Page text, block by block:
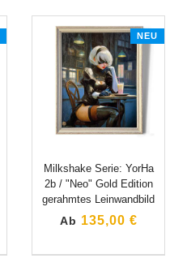
NEU
Milkshake Serie: YorHa
2b / "Neo" Gold Edition
gerahmtes Leinwandbild
Ab 135,00 €